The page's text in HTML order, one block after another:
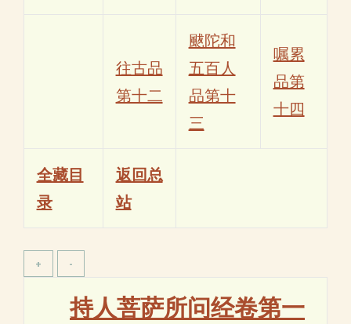
往古品
第十二
颰陀和
五百人
品第十
三
嘱累
品第
十四
全藏目
录
返回总
站
持人菩萨所问经卷第一